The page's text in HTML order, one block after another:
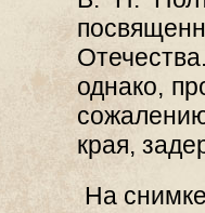
однако,
края,
На